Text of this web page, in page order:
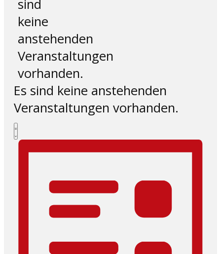
sind
keine
anstehenden
Veranstaltungen
vorhanden.
Es sind keine anstehenden
Veranstaltungen vorhanden.
Ansichten-
Navigation
Veranstaltung
Ansichten-
Liste